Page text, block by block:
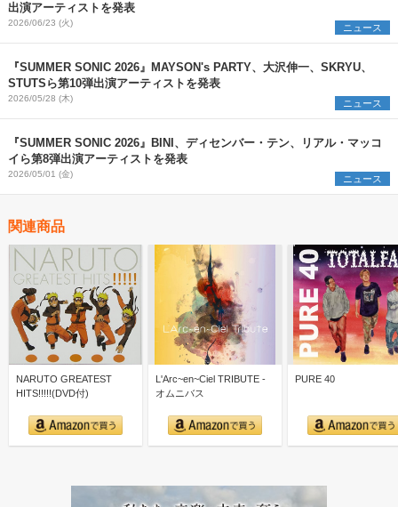
出演アーティストを発表
2026/06/23 (火) ニュース
『SUMMER SONIC 2026』MAYSON's PARTY、大沢伸一、SKRYU、
STUTSら第10弾出演アーティストを発表
2026/05/28 (木) ニュース
『SUMMER SONIC 2026』BINI、ディセンバー・テン、リアル・マッコ
イら第8弾出演アーティストを発表
2026/05/01 (金) ニュース
関連商品
NARUTO GREATEST
HITS!!!!!(DVD付)
L'Arc~en~Ciel TRIBUTE -
オムニバス
PURE 40